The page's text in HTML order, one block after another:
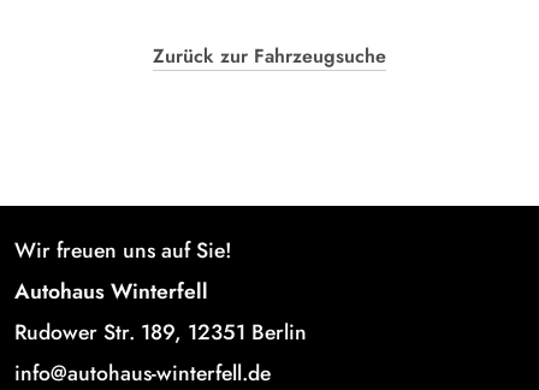
Zurück zur Fahrzeugsuche
Wir freuen uns auf Sie!
Autohaus Winterfell
Rudower Str. 189, 12351 Berlin
info@autohaus-winterfell.de